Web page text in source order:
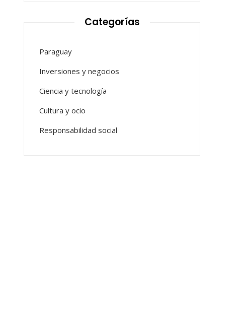
Categorías
Paraguay
Inversiones y negocios
Ciencia y tecnología
Cultura y ocio
Responsabilidad social